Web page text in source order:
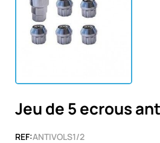
Jeu de 5 ecrous
REF:ANTIVOLS1/2